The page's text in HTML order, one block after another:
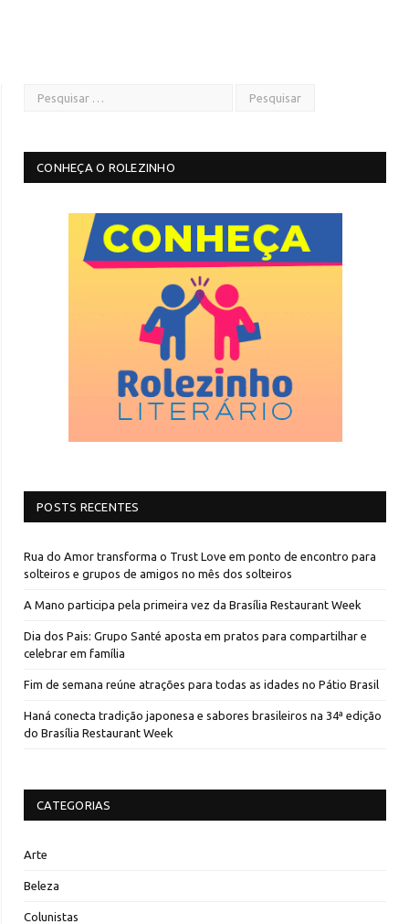
CONHEÇA O ROLEZINHO
POSTS RECENTES
Rua do Amor transforma o Trust Love em ponto de encontro para
solteiros e grupos de amigos no mês dos solteiros
A Mano participa pela primeira vez da Brasília Restaurant Week
Dia dos Pais: Grupo Santé aposta em pratos para compartilhar e
celebrar em família
Fim de semana reúne atrações para todas as idades no Pátio Brasil
Haná conecta tradição japonesa e sabores brasileiros na 34ª edição
do Brasília Restaurant Week
CATEGORIAS
Arte
Beleza
Colunistas